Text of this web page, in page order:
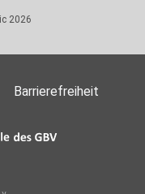
2026
Barrierefreiheit